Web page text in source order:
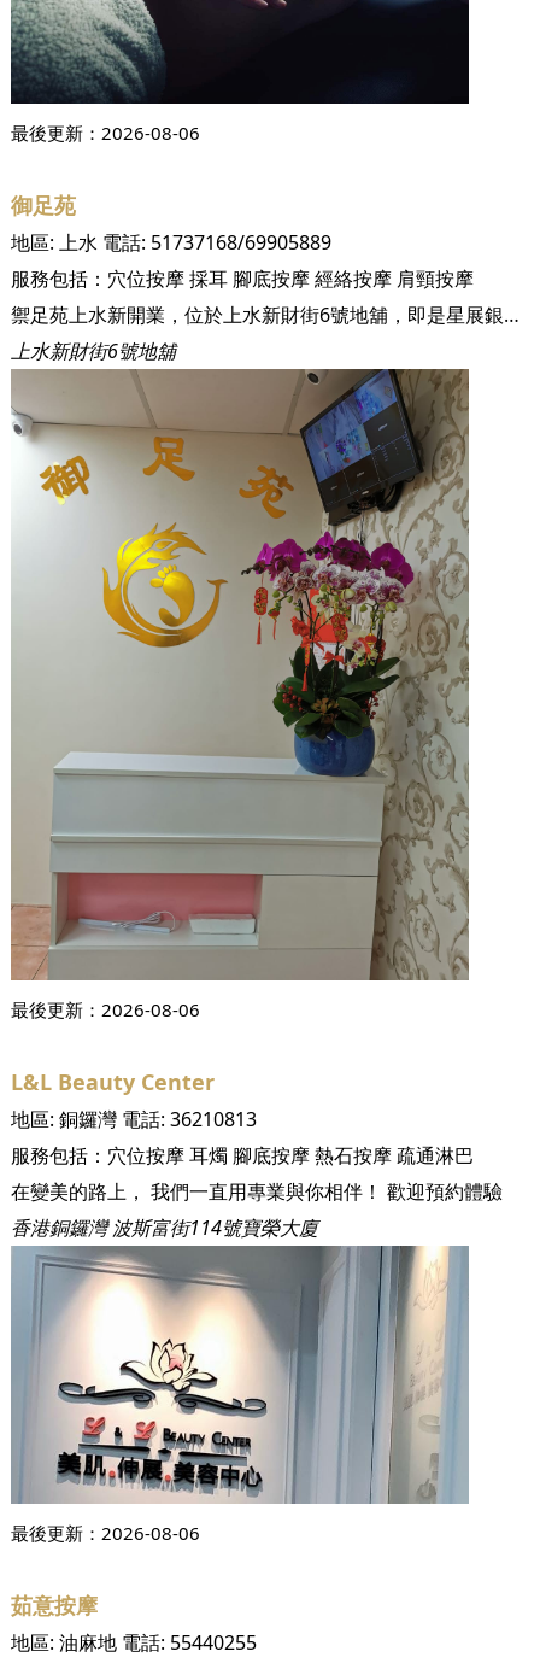
最後更新： 2026-08-06
御足苑
地區: 上水 電話: 51737168/69905889
服務包括： 穴位按摩採耳 腳底按摩經絡按摩 肩頸按摩
禦足苑上水新開業，位於上水新財街6號地舖，即是星展銀行對面，臨近上水廣場，上水火車站，上水巴士站，便利的位置，舒適的環境，場地寬闊舒適，面積1600尺，內設獨立房，雙人房，可淋浴，簡潔精緻的裝潢, 專業的技術，一流的服務態度，絕對能讓您放鬆身心，享受片刻的寧靜 提供專業的推拿技術，腳底按摩，穴位推拿，岩鹽推油，淋巴排毒，上海式修腳皮，紅外線薰腳，刮痧，拔火罐，耳燭，肚燭，采耳，洗眼，美容項目，男士面部修容，美白補水護理，冰點永久脫毛，激光脫痣/油脂粒 本店特色經絡養生調理，肩頸痛，腰酸背痛，膝蓋坐骨神經痛。地址，上水新財街6號地鋪，健康熱綫69905889
上水新財街6號地舖
最後更新： 2026-08-06
L&L Beauty Center
地區: 銅鑼灣電話: 36210813
服務包括： 穴位按摩耳燭 腳底按摩熱石按摩疏通淋巴
在變美的路上， 我們一直用專業與你相伴！ 歡迎預約體驗
香港銅鑼灣 波斯富街114號寶榮大廈
最後更新： 2026-08-06
茹意按摩
地區: 油麻地電話: 55440255